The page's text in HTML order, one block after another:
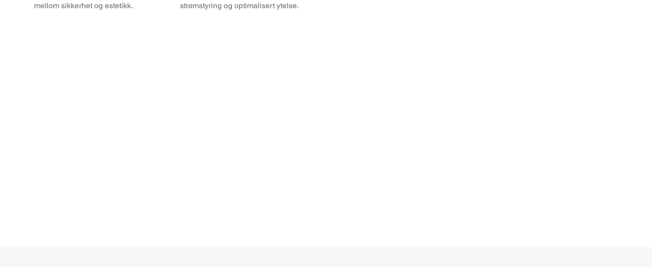
mellom sikkerhet og estetikk.
strømstyring og optimalisert ytelse.